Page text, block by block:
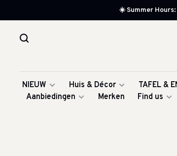
☀️ Summer
NIEUW Huis & Décor TAFEL &
Aanbiedingen
Merken Find us